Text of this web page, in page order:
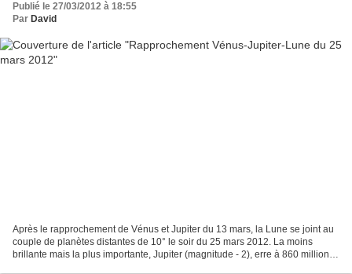
Publié le 27/03/2012 à 18:55
Par David
Après le rapprochement de Vénus et Jupiter du 13 mars, la Lune se joint au
couple de planètes distantes de 10° le soir du 25 mars 2012. La moins
brillante mais la plus importante, Jupiter (magnitude - 2), erre à 860 millions